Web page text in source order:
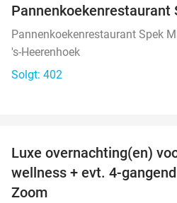
Pannenkoekenrestaurant
Pannenkoekenrestaurant Spek
's-Heerenhoek
Solgt: 402
Luxe overnachting(en)
wellness + evt. 4-
Zoom